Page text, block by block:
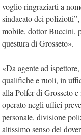
voglio ringraziarti a
sindacato dei
mobile, dottor Buccini,
questura di Grosseto».
«Da agente ad
qualifiche e ruoli, in
alla Polfer di Grosseto
operato negli uffici
personale, divisione
altissimo senso del